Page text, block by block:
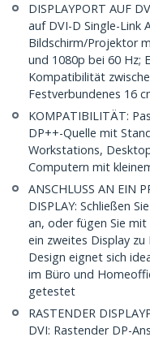
DISPLAYPORT AUF
auf DVI-D Single-Link
Bildschirm/Projektor
und 1080p bei 60 Hz;
Kompatibilität
Festverbundenes 16
KOMPATIBILITÄT:
DP++-Quelle mit
Workstations,
Computern mit
ANSCHLUSS AN EIN
DISPLAY: Schließen
an, oder fügen Sie
ein zweites Display
Design eignet sich
im Büro und
getestet
RASTENDER
DVI: Rastender DP-